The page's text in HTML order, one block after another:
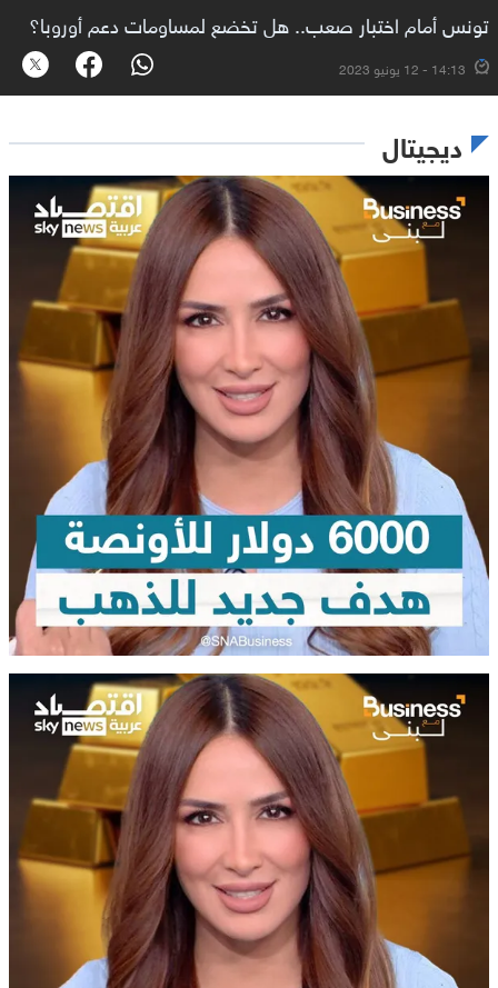
تونس أمام اختبار صعب.. هل تخضع لمساومات دعم أوروبا؟
14:13 - 12 يونيو 2023
ديجيتال